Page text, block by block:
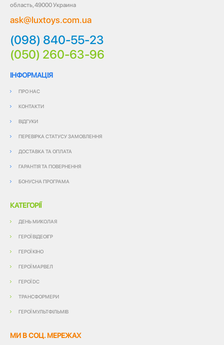
область, 49000 Украина
ask@luxtoys.com.ua
(098) 840-55-23
(050) 260-63-96
ІНФОРМАЦІЯ
ПРО НАС
КОНТАКТИ
ВІДГУКИ
ПЕРЕВІРКА СТАТУСУ ЗАМОВЛЕННЯ
ДОСТАВКА ТА ОПЛАТА
ГАРАНТІЯ ТА ПОВЕРНЕННЯ
БОНУСНА ПРОГРАМА
КАТЕГОРІЇ
ДЕНЬ МИКОЛАЯ
ГЕРОЇ ВІДЕОІГР
ГЕРОЇ КІНО
ГЕРОЇ МАРВЕЛ
ГЕРОЇ DC
ТРАНСФОРМЕРИ
ГЕРОЇ МУЛЬТФІЛЬМІВ
МИ В СОЦ. МЕРЕЖАХ